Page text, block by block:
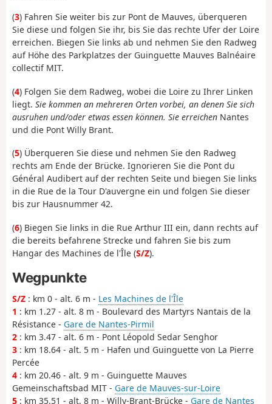
(3) Fahren Sie weiter bis zur Pont de Mauves, überqueren
Sie diese und folgen Sie ihr, bis Sie das rechte Ufer der Loire
erreichen. Biegen Sie links ab und nehmen Sie den Radweg
auf Höhe des Parkplatzes der Guinguette Mauves Balnéaire
collectif MIT.
(4) Folgen Sie dem Radweg, wobei die Loire zu Ihrer Linken
liegt. Sie kommen an mehreren Orten vorbei, an denen Sie sich
ausruhen und/oder etwas essen können. Sie erreichen Nantes
und die Pont Willy Brant.
(5) Überqueren Sie diese und nehmen Sie den Radweg
rechts am Ende der Brücke. Ignorieren Sie die Pont du
Général Audibert auf der rechten Seite und biegen Sie links
in die Rue de la Tour D'auvergne ein und folgen Sie dieser
bis zur Hausnummer 42.
(6) Biegen Sie links in die Rue Arthur III ein, dann rechts auf
die bereits befahrene Strecke und fahren Sie bis zum
Hangar des Machines de l'Île (S/Z).
Wegpunkte
S/Z : km 0 - alt. 6 m - Les Machines de l'Île
1 : km 1.27 - alt. 8 m - Boulevard des Martyrs Nantais de la
Résistance - Gare de Nantes-Pirmil
2 : km 3.47 - alt. 6 m - Pont Léopold Sedar Senghor
3 : km 18.64 - alt. 5 m - Hafen und Guinguette von La Pierre
Percée
4 : km 20.46 - alt. 9 m - Guinguette Mauves
Gemeinschaftsbad MIT - Gare de Mauves-sur-Loire
5 : km 35.51 - alt. 8 m - Willy-Brant-Brücke - Gare de Nantes